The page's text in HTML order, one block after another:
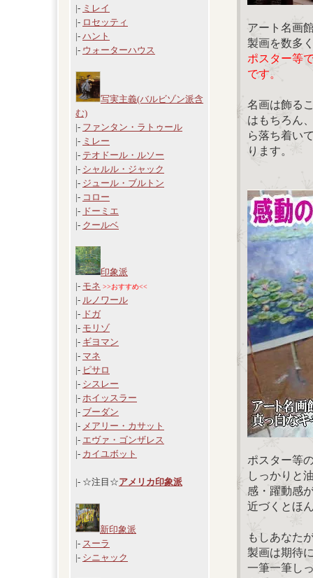
|- ミレイ
|- ロセッティ
|- ハント
|- ウォーターハウス
写実主義(バルビゾン派含
む)
|- ファンタン・ラトゥール
|- ミレー
|- テオドール・ルソー
|- シャルル・ジャック
|- ジュール・ブルトン
|- コロー
|- ドーミエ
|- クールベ
印象派
|- モネ >>おすすめ<<
|- ルノワール
|- ドガ
|- モリゾ
|- ギヨマン
|- マネ
|- ピサロ
|- シスレー
|- ホイッスラー
|- ブーダン
|- メアリー・カサット
|- エヴァ・ゴンザレス
|- カイユボット
|- ☆注目☆アメリカ印象派
新印象派
|- スーラ
|- シニャック
アート名画
製画を数多
ポスター等
です。
名画は飾る
はもちろん
ら落ち着い
ります。
ポスター等
しっかりと
感・躍動感
近づくとほ
もしあなた
製画は期待
一筆一筆し